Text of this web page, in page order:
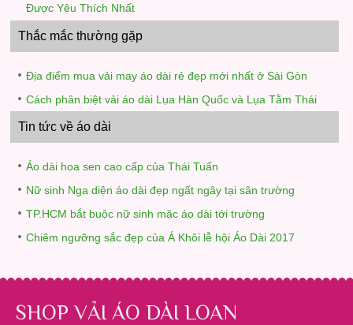
Được Yêu Thích Nhất
Thắc mắc thường gặp
Địa điểm mua vải may áo dài rẻ đẹp mới nhất ở Sài Gòn
Cách phân biệt vải áo dài Lụa Hàn Quốc và Lụa Tằm Thái
Tin tức về áo dài
Áo dài hoa sen cao cấp của Thái Tuấn
Nữ sinh Nga diện áo dài đẹp ngất ngây tại sân trường
TP.HCM bắt buộc nữ sinh mặc áo dài tới trường
Chiêm ngưỡng sắc đẹp của Á Khôi lễ hội Áo Dài 2017
SHOP VẢI ÁO DÀI LOAN